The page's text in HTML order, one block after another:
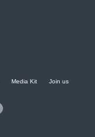
Media Kit Join us